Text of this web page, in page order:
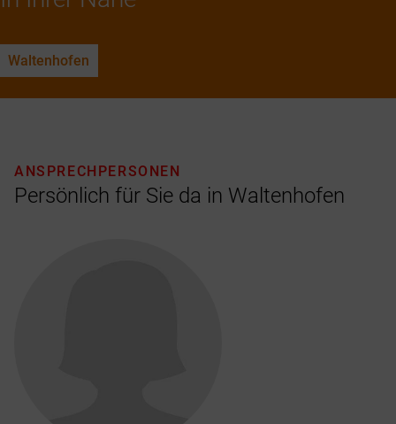
Waltenhofen
Persönlich für Sie da in Waltenhofen
ANSPRECHPERSONEN